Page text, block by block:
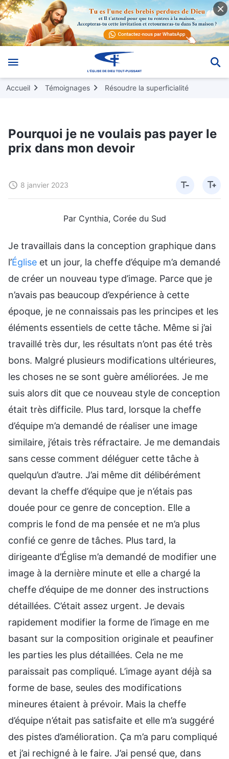
Accueil Témoignages Résoudre la superficialité
Pourquoi je ne voulais pas payer le
prix dans mon devoir
8 janvier 2023
Par Cynthia, Corée du Sud
Je travaillais dans la conception graphique dans
l’Église et un jour, la cheffe d’équipe m’a demandé
de créer un nouveau type d’image. Parce que je
n’avais pas beaucoup d’expérience à cette
époque, je ne connaissais pas les principes et les
éléments essentiels de cette tâche. Même si j’ai
travaillé très dur, les résultats n’ont pas été très
bons. Malgré plusieurs modifications ultérieures,
les choses ne se sont guère améliorées. Je me
suis alors dit que ce nouveau style de conception
était très difficile. Plus tard, lorsque la cheffe
d’équipe m’a demandé de réaliser une image
similaire, j’étais très réfractaire. Je me demandais
sans cesse comment déléguer cette tâche à
quelqu’un d’autre. J’ai même dit délibérément
devant la cheffe d’équipe que je n’étais pas
douée pour ce genre de conception. Elle a
compris le fond de ma pensée et ne m’a plus
confié ce genre de tâches. Plus tard, la
dirigeante d’Église m’a demandé de modifier une
image à la dernière minute et elle a chargé la
cheffe d’équipe de me donner des instructions
détaillées. C’était assez urgent. Je devais
rapidement modifier la forme de l’image en me
basant sur la composition originale et peaufiner
les parties les plus détaillées. Cela ne me
paraissait pas compliqué. L’image ayant déjà sa
forme de base, seules des modifications
mineures étaient à prévoir. Mais la cheffe
d’équipe n’était pas satisfaite et elle m’a suggéré
des pistes d’amélioration. Ça m’a paru compliqué
et j’ai rechigné à le faire. J’ai pensé que, dans